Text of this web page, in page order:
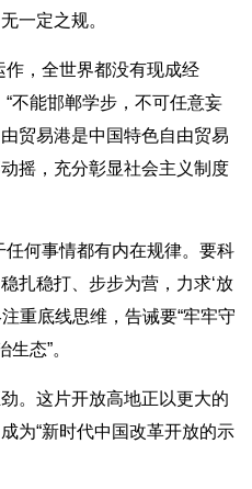
一定之规。
作，全世界都没有现成经
不能邯郸学步，不可任意妄
贸易港是中国特色自由贸易
摇，充分彰显社会主义制度
任何事情都有内在规律。要科
扎稳打、步步为营，力求‘放
注重底线思维，告诫要“牢牢守
态”。
。这片开放高地正以更大的
为“新时代中国改革开放的示